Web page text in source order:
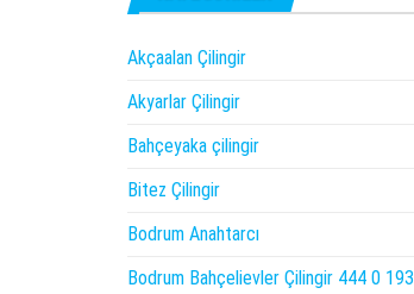
Akçaalan Çilingir
Akyarlar Çilingir
Bahçeyaka çilingir
Bitez Çilingir
Bodrum Anahtarcı
Bodrum Bahçelievler Çilingir 444 0 193